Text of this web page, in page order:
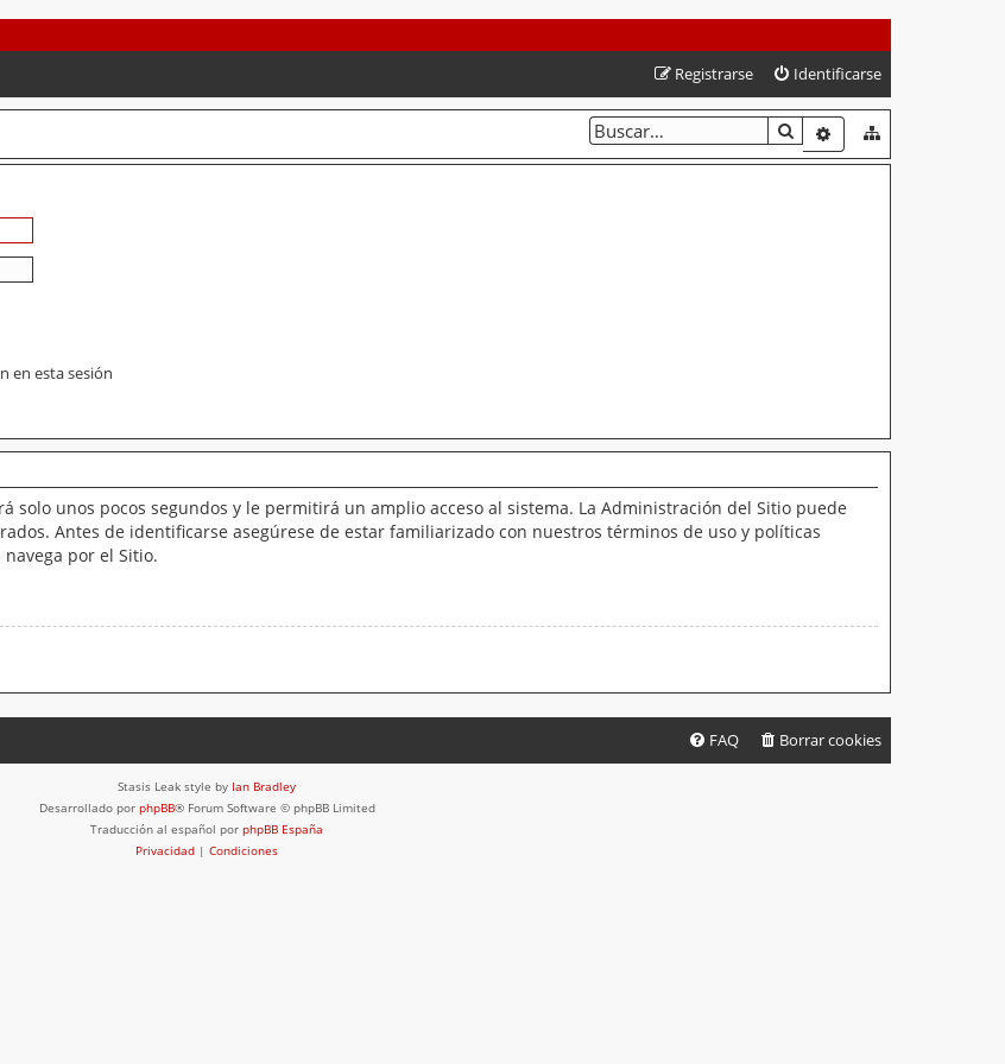
Identificarse
Registrarse
BUSCARBÚSQUEDA
en esta sesión
solo unos pocos segundos y le permitirá un amplio acceso al sistema. La Administración del Sitio puede
Antes de identificarse asegúrese de estar familiarizado con nuestros términos de uso y políticas
por el Sitio.
Borrar cookies
FAQ
Stasis Leak style by Ian Bradley
Desarrollado por phpBB® Forum Software © phpBB Limited
Traducción al español por phpBB España
Privacidad | Condiciones